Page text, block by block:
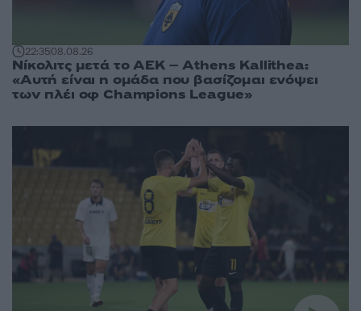
22:3508.08.26
Νίκολιτς μετά το ΑΕΚ – Athens Kallithea:
«Αυτή είναι η ομάδα που βασίζομαι ενόψει
των πλέι οφ Champions League»